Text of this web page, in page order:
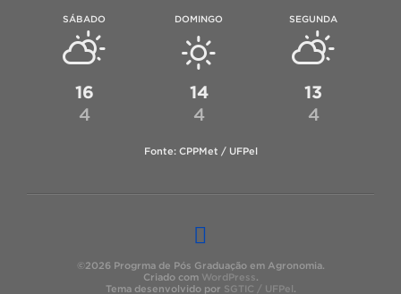
SÁBADO
16
4
DOMINGO
14
4
SEGUNDA
13
4
Fonte: CPPMet / UFPel
©2026 Progrma de Pós Graduação em Agronomia.
Criado com WordPress.
Tema desenvolvido por SGTIC / UFPel.